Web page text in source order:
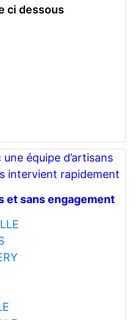
ci dessous
équipe d’artisans
intervient rapidement
et sans engagement